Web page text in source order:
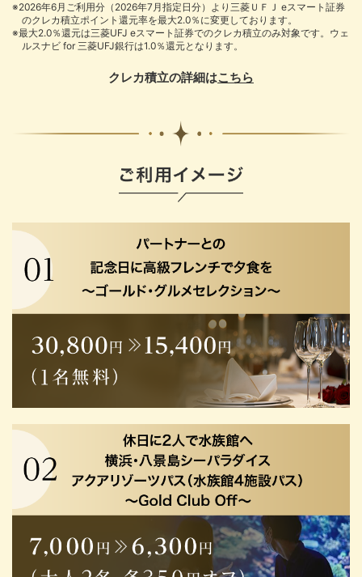
※2026年6月ご利用分（2026年7月指定日分）より三菱ＵＦＪ eスマート証券
のクレカ積立ポイント還元率を最大2.0％に変更しております。
※最大2.0％還元は三菱UFJ eスマート証券でのクレカ積立のみ対象です。ウェ
ルスナビ for 三菱UFJ銀行は1.0％還元となります。
クレカ積立の詳細はこちら